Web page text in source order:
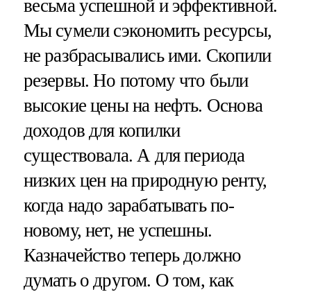
весьма успешной и эффективной.
Мы сумели сэкономить ресурсы,
не разбрасывались ими. Скопили
резервы. Но потому что были
высокие цены на нефть. Основа
доходов для копилки
существовала. А для периода
низких цен на природную ренту,
когда надо зарабатывать по-
новому, нет, не успешны.
Казначейство теперь должно
думать о другом. О том, как